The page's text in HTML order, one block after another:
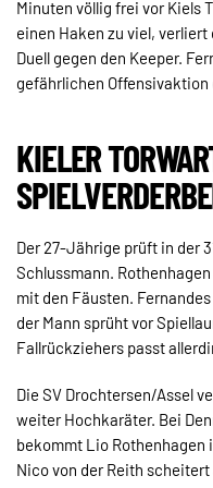
Minuten völlig frei vor Kiels
einen Haken zu viel,
Duell gegen den Keeper.
gefährlichen
KIELER
Der 27-Jährige prüft in der
Schlussmann.
mit den Fäusten.
der Mann sprüht vor
Fallrückziehers passt
Die SV Drochtersen/Assel
weiter Hochkaräter. Bei
bekommt Lio Rothenhagen
Nico von der Reith